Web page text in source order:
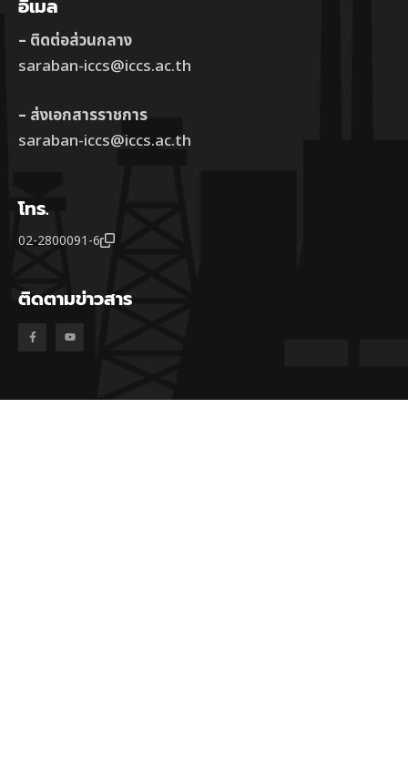
อีเมล
– ติดต่อส่วนกลาง
saraban-iccs@iccs.ac.th
– ส่งเอกสารราชการ
saraban-iccs@iccs.ac.th
โทร.
02-2800091-6
ติดตามข่าวสาร